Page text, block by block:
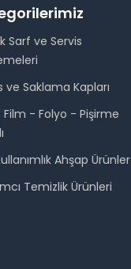
Sarf ve Servis
ve Saklama Kapları
Film - Folyo - Pişirme
Ahşap Ürünler
Temizlik Ürünleri